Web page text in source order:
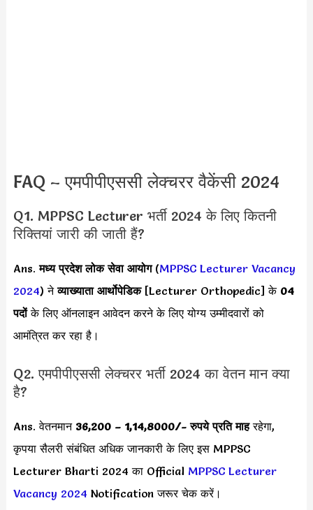
FAQ – एमपीपीएससी लेक्चरर वैकेंसी 2024
Q1. MPPSC Lecturer भर्ती 2024 के लिए कितनी
रिक्तियां जारी की जाती हैं?
Ans.मध्य प्रदेश लोक सेवा आयोग(MPPSC Lecturer Vacancy
2024) नेव्याख्याता आर्थोपेडिक[Lecturer Orthopedic] के 04
पदोंके लिए ऑनलाइन आवेदन करने के लिए योग्य उम्मीदवारों को
आमंत्रित कर रहा है।
Q2. एमपीपीएससी लेक्चरर भर्ती 2024 का वेतन मान क्या
है?
Ans. वेतनमान 36,200 – 1,14,8000/- रुपये प्रति माहरहेगा,
कृपया सैलरी संबंधित अधिक जानकारी के लिए इस MPPSC
Lecturer Bharti 2024 का Official MPPSC Lecturer
Vacancy 2024 Notification जरूर चेक करें।